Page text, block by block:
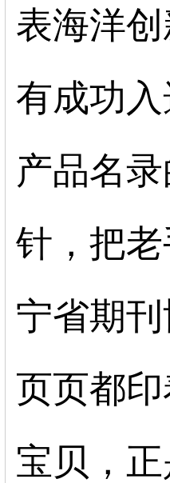
表海洋
有成功
产品名
针，把
宁省期
页页都
宝贝，